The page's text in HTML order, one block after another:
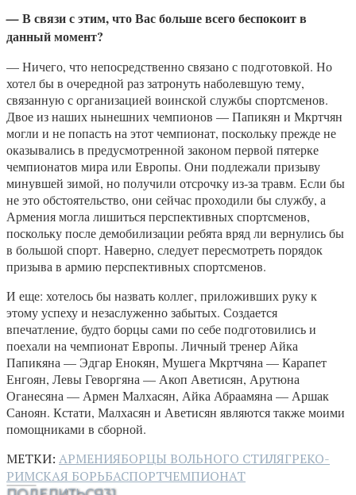
—В связи с этим, что Вас больше всего беспокоит в
данный момент?
— Ничего, что непосредственно связано с подготовкой. Но
хотел бы в очередной раз затронуть наболевшую тему,
связанную с организацией воинской службы спортсменов.
Двое из наших нынешних чемпионов — Папикян и Мкртчян
могли и не попасть на этот чемпионат, поскольку прежде не
оказывались в предусмотренной законом первой пятерке
чемпионатов мира или Европы. Они подлежали призыву
минувшей зимой, но получили отсрочку из-за травм. Если бы
не это обстоятельство, они сейчас проходили бы службу, а
Армения могла лишиться перспективных спортсменов,
поскольку после демобилизации ребята вряд ли вернулись бы
в большой спорт. Наверно, следует пересмотреть порядок
призыва в армию перспективных спортсменов.
И еще: хотелось бы назвать коллег, приложивших руку к
этому успеху и незаслуженно забытых. Создается
впечатление, будто борцы сами по себе подготовились и
поехали на чемпионат Европы. Личный тренер Айка
Папикяна — Эдгар Енокян, Мушега Мкртчяна — Карапет
Енгоян, Левы Геворгяна — Акоп Аветисян, Арутюна
Оганесяна — Армен Малхасян, Айка Абраамяна — Аршак
Саноян. Кстати, Малхасян и Аветисян являются также моими
помощниками в сборной.
МЕТКИ: АРМЕНИЯБОРЦЫ ВОЛЬНОГО СТИЛЯГРЕКО-
РИМСКАЯ БОРЬБАСПОРТЧЕМПИОНАТ